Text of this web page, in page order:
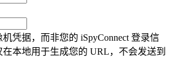
凭据，而非您的 iSpyConnect 登录信
本地用于生成您的 URL，不会发送到